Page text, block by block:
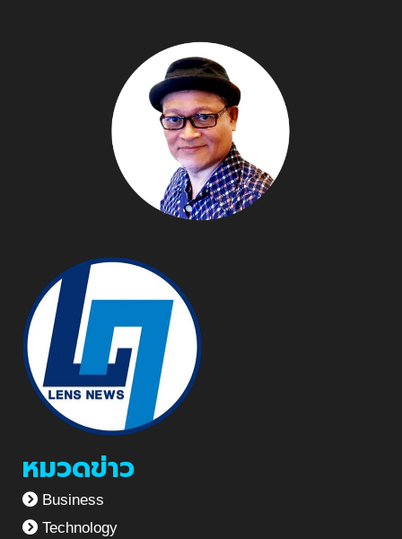
หมวดข่าว
Business
Technology